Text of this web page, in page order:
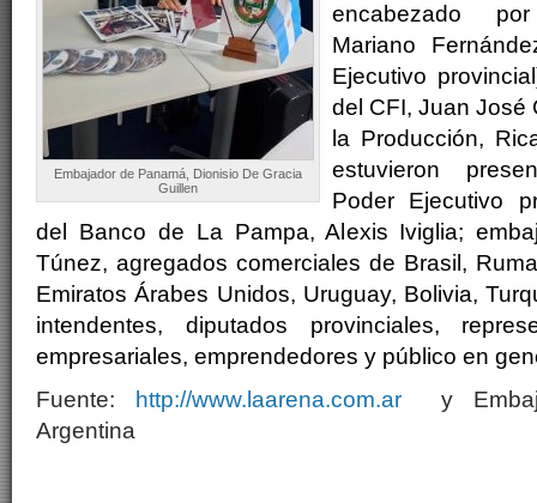
Embajador de Panamá, Dionisio De Gracia
Guillen
encabezado
Mariano
Ejecutivo
del CFI, Juan José
la Producción,
estuvieron
Poder Ejecutivo
del Banco de La Pampa, Alexis Iviglia;
Túnez, agregados comerciales de Brasil,
Emiratos Árabes Unidos, Uruguay, Bolivia,
intendentes, diputados provinciales,
empresariales, emprendedores y público en
Fuente:
http://www.laarena.com.ary
Argentina